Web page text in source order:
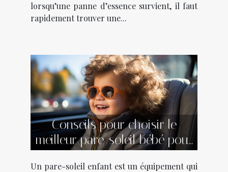
lorsqu’une panne d’essence survient, il faut
rapidement trouver une...
Conseils pour choisir le
meilleur pare-soleil bébé pour
voiture
Un pare-soleil enfant est un équipement qui